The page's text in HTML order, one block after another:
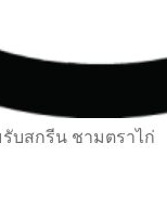
บสกรีน ชามตราไก่